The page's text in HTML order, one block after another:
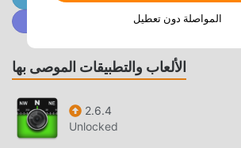
لمساعدتك في فتح جميع ميزات التطبيق مجانا. يعد moddroid بأن
جميع تعديلات InSquare لن تفرض على المستخدمين أي رسوم ،
moddroid ، يمكنك تنزيل وتثبيت InSquare 5.8.1 بنقرة واحدة. ماذا
الألعاب والتطبيقات الموصى بها
2.6.4
Unlocked
المواصلة دون تعطيل